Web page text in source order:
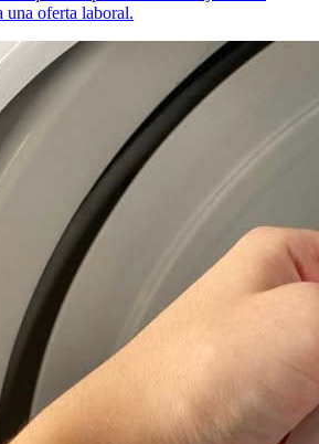
una oferta laboral.